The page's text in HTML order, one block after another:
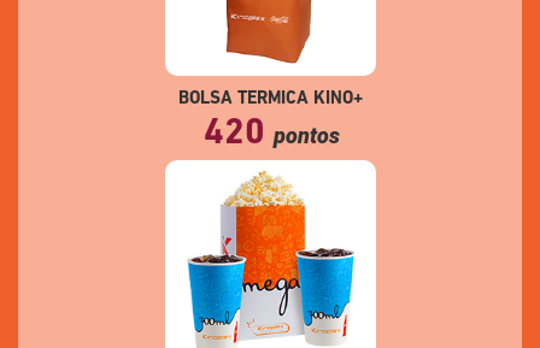
BOLSA TERMICA KINO+
420 pontos